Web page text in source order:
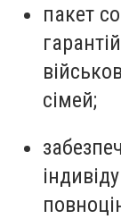
пакет
сімей;